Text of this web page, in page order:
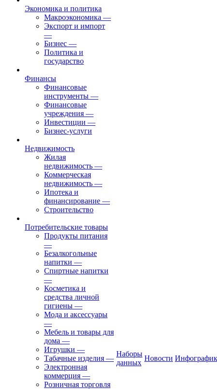
Экономика и политика
Макроэкономика —
Экспорт и импорт
—
Бизнес —
Политика и
государство
Финансы
Финансовые
инструменты —
Финансовые
учреждения —
Инвестиции —
Бизнес-услуги
Недвижимость
Жилая
недвижимость —
Коммерческая
недвижимость —
Ипотека и
финансирование —
Строительство
Потребительские товары
Продукты питания
—
Безалкогольные
напитки —
Спиртные напитки
—
Косметика и
средства личной
гигиены —
Мода и аксессуары
—
Мебель и товары для
дома —
Игрушки —
Табачные изделия —
Электронная
коммерция —
Розничная торговля
Наборы
данных
Новости